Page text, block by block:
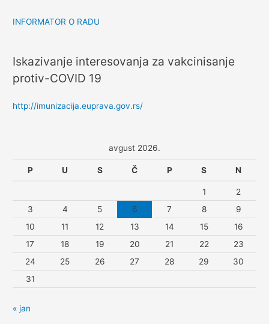
INFORMATOR O RADU
Iskazivanje interesovanja za vakcinisanje
protiv-COVID 19
http://imunizacija.euprava.gov.rs/
avgust 2026.
P U S Č P S N
1
2
3
4 5 6 7 8
9
10
11 12 13 14 15
16
17
18 19 20 21 22
23
24
25 26 27 28 29
30
31
« jan